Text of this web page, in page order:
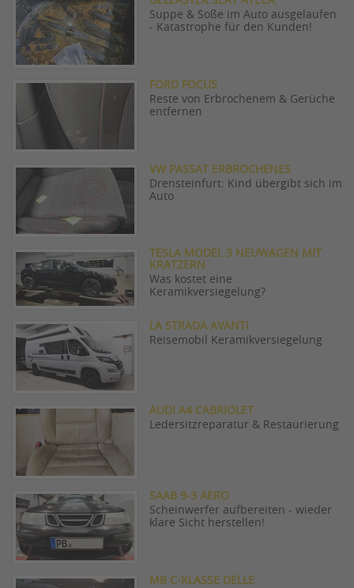
Suppe & Soße im Auto ausgelaufen
- Katastrophe für den Kunden!
FORD FOCUS
Reste von Erbrochenem & Gerüche
entfernen
VW PASSAT ERBROCHENES
Drensteinfurt: Kind übergibt sich im
Auto
TESLA MODEL 3 NEUWAGEN MIT
KRATZERN
Was kostet eine
Keramikversiegelung?
LA STRADA AVANTI
Reisemobil Keramikversiegelung
AUDI A4 CABRIOLET
Ledersitzreparatur & Restaurierung
SAAB 9-3 AERO
Scheinwerfer aufbereiten - wieder
klare Sicht herstellen!
MB C-KLASSE DELLE